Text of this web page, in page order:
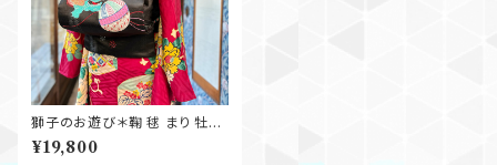
獅子のお遊び＊鞠 毬 まり 牡丹
刺繍 黒繻子 アンティーク名古
屋帯 B541
¥19,800